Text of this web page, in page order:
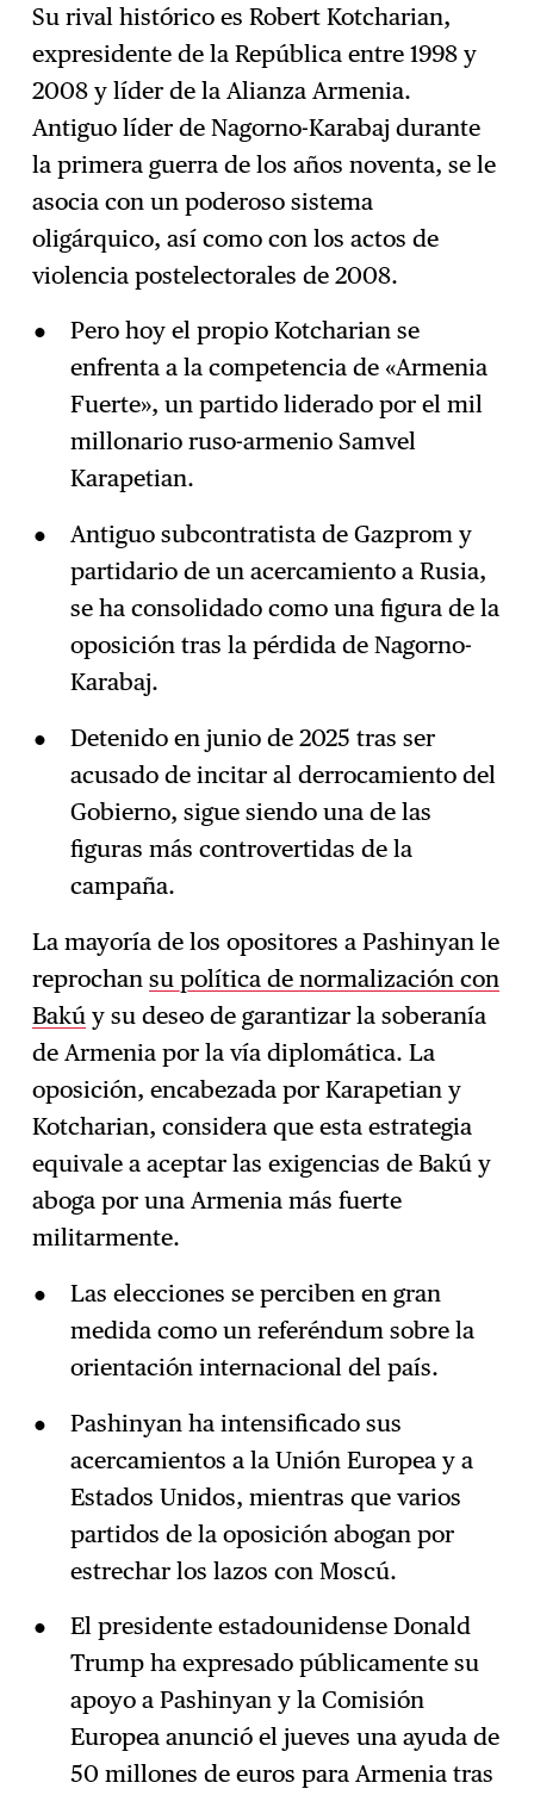
Su rival histórico es Robert Kotcharian,
expresidente de la República entre 1998 y
2008 y líder de la Alianza Armenia.
Antiguo líder de Nagorno-Karabaj durante
la primera guerra de los años noventa, se le
asocia con un poderoso sistema
oligárquico, así como con los actos de
violencia postelectorales de 2008.
Pero hoy el propio Kotcharian se
enfrenta a la competencia de «Armenia
Fuerte», un partido liderado por el mil
millonario ruso-armenio Samvel
Karapetian.
Antiguo subcontratista de Gazprom y
partidario de un acercamiento a Rusia,
se ha consolidado como una figura de la
oposición tras la pérdida de Nagorno-
Karabaj.
Detenido en junio de 2025 tras ser
acusado de incitar al derrocamiento del
Gobierno, sigue siendo una de las
figuras más controvertidas de la
campaña.
La mayoría de los opositores a Pashinyan le
reprochansu política de normalización con
Bakú y su deseo de garantizar la soberanía
de Armenia por la vía diplomática. La
oposición, encabezada por Karapetian y
Kotcharian, considera que esta estrategia
equivale a aceptar las exigencias de Bakú y
aboga por una Armenia más fuerte
militarmente.
Las elecciones se perciben en gran
medida como un referéndum sobre la
orientación internacional del país.
Pashinyan ha intensificado sus
acercamientos a la Unión Europea y a
Estados Unidos, mientras que varios
partidos de la oposición abogan por
estrechar los lazos con Moscú.
El presidente estadounidense Donald
Trump ha expresado públicamente su
apoyo a Pashinyan y la Comisión
Europea anunció el jueves una ayuda de
50 millones de euros para Armenia tras